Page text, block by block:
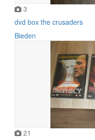
3
dvd box the crusaders
Bieden
21